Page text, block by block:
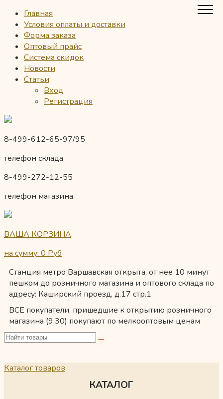
Главная
Условия оплаты и доставки
Форма заказа
Оптовый прайс
Система скидок
Новости
Статьи
Вход
Регистрация
8-499-612-65-97/95
телефон склада
8-499-272-12-55
телефон магазина
ВАША КОРЗИНА
на сумму: 0 Руб
Станция метро Варшавская открыта, от нее 10 минут
пешком до розничного магазина и оптового склада по
адресу: Каширский проезд, д.17 стр.1
ВСЕ покупатели, пришедшие к открытию розничного
магазина (9:30) покупают по мелкооптовым ценам
Каталог товаров
КАТАЛОГ